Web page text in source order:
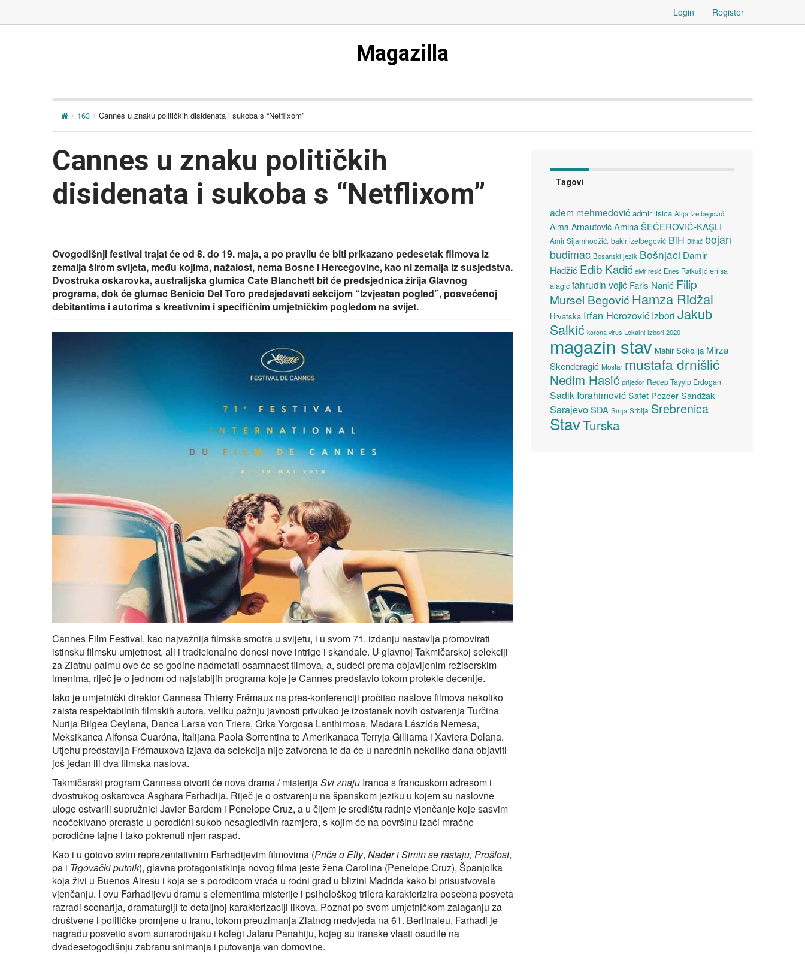
Login Register
Magazilla
163 Cannes u znaku političkih disidenata i sukoba s “Netflixom”
Cannes u znaku političkih
disidenata i sukoba s “Netflixom”
Ovogodišnji festival trajat će od 8. do 19. maja, a po pravilu će biti prikazano pedesetak filmova iz
zemalja širom svijeta, među kojima, nažalost, nema Bosne i Hercegovine, kao ni zemalja iz susjedstva.
Dvostruka oskarovka, australijska glumica Cate Blanchett bit će predsjednica žirija Glavnog
programa, dok će glumac Benicio Del Toro predsjedavati sekcijom “Izvjestan pogled”, posvećenoj
debitantima i autorima s kreativnim i specifičnim umjetničkim pogledom na svijet.
Cannes Film Festival, kao najvažnija filmska smotra u svijetu, i u svom 71. izdanju nastavlja promovirati
istinsku filmsku umjetnost, ali i tradicionalno donosi nove intrige i skandale. U glavnoj Takmičarskoj selekciji
za Zlatnu palmu ove će se godine nadmetati osamnaest filmova, a, sudeći prema objavljenim režiserskim
imenima, riječ je o jednom od najslabijih programa koje je Cannes predstavio tokom protekle decenije.
Iako je umjetnički direktor Cannesa Thierry Frémaux na pres-konferenciji pročitao naslove filmova nekoliko
zaista respektabilnih filmskih autora, veliku pažnju javnosti privukao je izostanak novih ostvarenja Turčina
Nurija Bilgea Ceylana, Danca Larsa von Triera, Grka Yorgosa Lanthimosa, Mađara Lászlóa Nemesa,
Meksikanca Alfonsa Cuaróna, Italijana Paola Sorrentina te Amerikanaca Terryja Gilliama i Xaviera Dolana.
Utjehu predstavlja Frémauxova izjava da selekcija nije zatvorena te da će u narednih nekoliko dana objaviti
još jedan ili dva filmska naslova.
Takmičarski program Cannesa otvorit će nova drama / misterijaSvi znaju Iranca s francuskom adresom i
dvostrukog oskarovca Asghara Farhadija. Riječ je o ostvarenju na španskom jeziku u kojem su naslovne
uloge ostvarili supružnici Javier Bardem i Penelope Cruz, a u čijem je središtu radnje vjenčanje koje sasvim
neočekivano preraste u porodični sukob nesagledivih razmjera, s kojim će na površinu izaći mračne
porodične tajne i tako pokrenuti njen raspad.
Kao i u gotovo svim reprezentativnim Farhadijevim filmovima (Priča o Elly, Nader i Simin se rastaju, Prošlost,
pa i Trgovački putnik), glavna protagonistkinja novog filma jeste žena Carolina (Penelope Cruz), Španjolka
koja živi u Buenos Airesu i koja se s porodicom vraća u rodni grad u blizini Madrida kako bi prisustvovala
vjenčanju. I ovu Farhadijevu dramu s elementima misterije i psihološkog trilera karakterizira posebna posveta
razradi scenarija, dramaturgiji te detaljnoj karakterizaciji likova. Poznat po svom umjetničkom zalaganju za
društvene i političke promjene u Iranu, tokom preuzimanja Zlatnog medvjeda na 61. Berlinaleu, Farhadi je
nagradu posvetio svom sunarodnjaku i kolegi Jafaru Panahiju, kojeg su iranske vlasti osudile na
dvadesetogodišnju zabranu snimanja i putovanja van domovine.
Tagovi
adem mehmedović admir lisica Alija Izetbegović
Alma Arnautović Amina ŠEĆEROVIĆ-KAŞLI
Amir Sijamhodžić. bakir izetbegović BiH Bihać bojan
budimac Bosanski jezik Bošnjaci Damir
Hadžić Edib Kadić elvir resić Enes Ratkušić enisa
alagić fahrudin vojić Faris Nanić Filip
Mursel Begović Hamza Ridžal
Hrvatska Irfan Horozović Izbori Jakub
Salkić korona virus Lokalni izbori 2020
magazin stav Mahir Sokolija Mirza
Skenderagić Mostar mustafa drnišlić
Nedim Hasić prijedor Recep Tayyip Erdogan
Sadik Ibrahimović Safet Pozder Sandžak
SarajevoSDA Sirija Srbija Srebrenica
StavTurska